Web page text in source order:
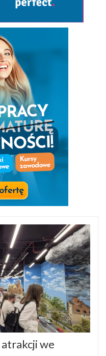
we